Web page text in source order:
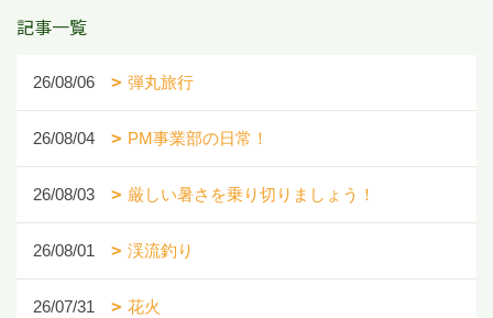
記事一覧
26/08/06 弾丸旅行
26/08/04 PM事業部の日常！
26/08/03 厳しい暑さを乗り切りましょう！
26/08/01 渓流釣り
26/07/31 花火